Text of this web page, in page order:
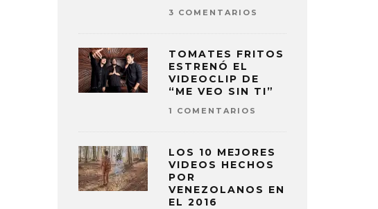
3 COMENTARIOS
TOMATES FRITOS
ESTRENÓ EL
VIDEOCLIP DE
“ME VEO SIN TI”
1 COMENTARIOS
LOS 10 MEJORES
VIDEOS HECHOS
POR
VENEZOLANOS EN
EL 2016